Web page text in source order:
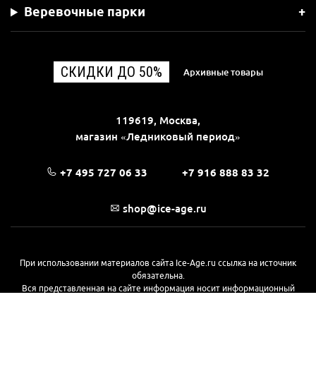
Веревочные парки
СКИДКИ ДО 50% Архивные товары
119619, Москва,
магазин «Ледниковый период»
+7 495 727 06 33 +7 916 888 83 32
shop@ice-age.ru
При использовании материалов сайта Ice-Age.ru ссылка на источник
обязательна.
Вся представленная на сайте информация носит информационный